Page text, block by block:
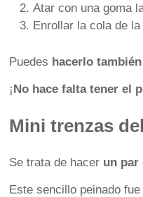
Atar con una goma
Enrollar la cola de
Puedes hacerlo
¡No hace falta tener el
Mini trenzas
Se trata de hacer un par
Este sencillo peinado